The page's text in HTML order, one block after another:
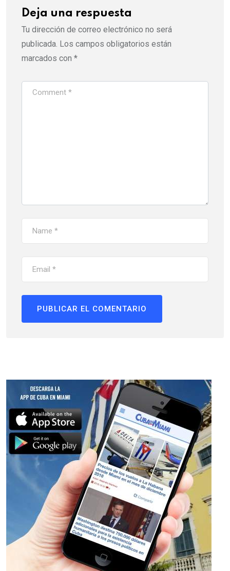
Deja una respuesta
Tu dirección de correo electrónico no será
publicada. Los campos obligatorios están
marcados con *